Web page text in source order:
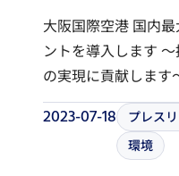
大阪国際空港 国内
ントを導入します
の実現に貢献します
2023-07-18 プレス
環境